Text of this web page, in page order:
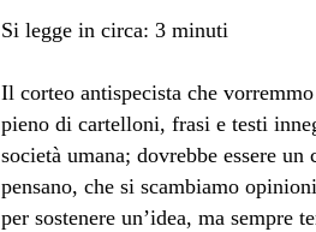
Si legge in circa: 3 minuti
Il corteo antispecista che
pieno di cartelloni, frasi e testi
società umana; dovrebbe essere
pensano, che si scambiamo
per sostenere un’idea, ma sempre